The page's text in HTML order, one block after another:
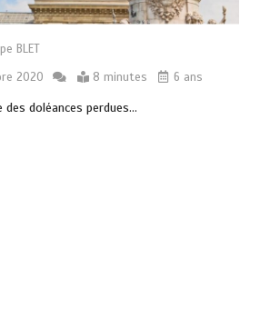
BLET
2020
8 minutes 6 ans
des doléances perdues…